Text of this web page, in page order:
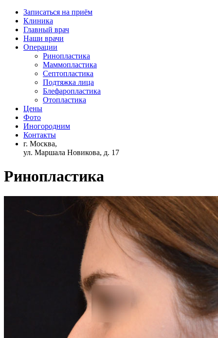
Записаться на приём
Клиника
Главный врач
Наши врачи
Операции
Ринопластика
Маммопластика
Септопластика
Подтяжка лица
Блефаропластика
Отопластика
Цены
Фото
Иногородним
Контакты
г. Москва,
ул. Маршала Новикова, д. 17
Ринопластика